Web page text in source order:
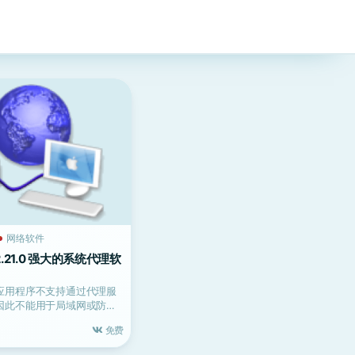
网络软件
强大的系统代理软
用程序不支持通过代理服
此不能用于局域网或防火
免费